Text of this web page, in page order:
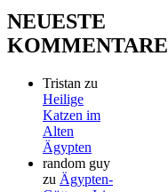
NEUESTE
KOMMENTARE
Tristan zu
Heilige
Katzen im
Alten
Ägypten
random guy
zu Ägypten-